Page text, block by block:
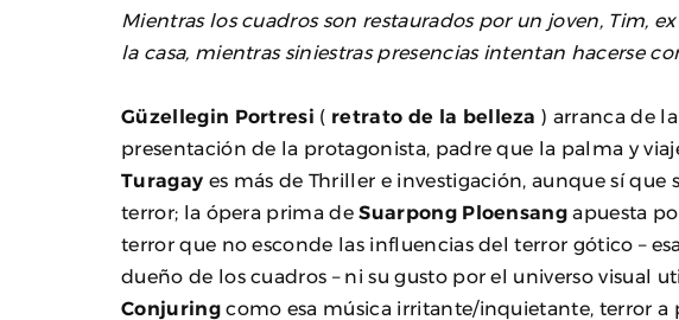
Mientras los cuadros son restaurados por un joven, Tim,
la casa, mientras siniestras presencias intentan hacerse
Güzellegin Portresi ( retrato de la belleza ) arranca de
presentación de la protagonista, padre que la palma y
Turagay es más de Thriller e investigación, aunque sí que
terror; la ópera prima deSuarpong Ploensang apuesta
terror que no esconde las influencias del terror gótico –
dueño de los cuadros – ni su gusto por el universo visual
Conjuringcomo esa música irritante/inquietante, terror a